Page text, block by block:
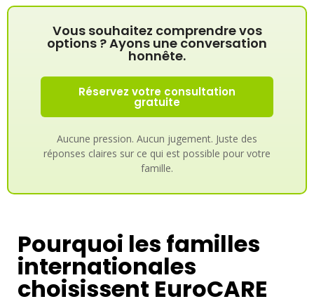
Vous souhaitez comprendre vos
options ? Ayons une conversation
honnête.
Réservez votre consultation
gratuite
Aucune pression. Aucun jugement. Juste des
réponses claires sur ce qui est possible pour votre
famille.
Pourquoi les familles
internationales
choisissent EuroCARE